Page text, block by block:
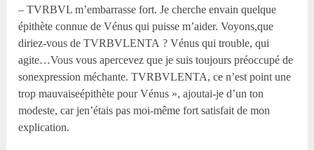
– TVRBVL m’embarrasse fort. Je cherche envain quelque
épithète connue de Vénus qui puisse m’aider. Voyons,que
diriez-vous de TVRBVLENTA ? Vénus qui trouble, qui
agite…Vous vous apercevez que je suis toujours préoccupé de
sonexpression méchante. TVRBVLENTA, ce n’est point une
trop mauvaiseépithète pour Vénus », ajoutai-je d’un ton
modeste, car jen’étais pas moi-même fort satisfait de mon
explication.